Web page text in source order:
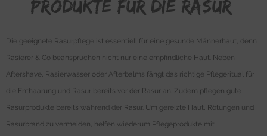
Produkte für die Rasur
Die geeignete Rasurpflege ist essentiell für eine gesunde Männerhaut, denn
Rasierer & Co beanspruchen nicht nur eine empfindliche Haut. Neben
Aftershave, Rasierwasser oder Afterbalms fängt das richtige Pflegeritual für
die Enthaarung und Rasur bereits vor der Rasur an. Zudem pflegen gute
Rasurprodukte bereits während der Rasur. Um gereizte Haut, Rötungen und
Rasurbrand zu vermeiden, helfen wiederum Pflegeprodukte mit